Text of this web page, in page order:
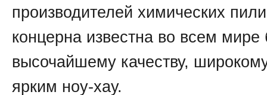
производителей химических
концерна известна во всем мире
высочайшему качеству,
ярким ноу-хау.